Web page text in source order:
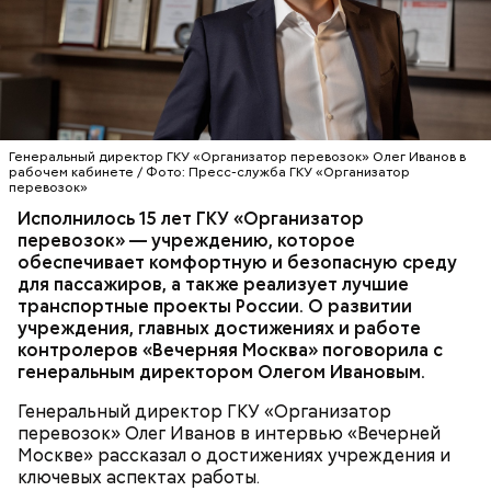
Генеральный директор ГКУ «Организатор перевозок» Олег Иванов в
рабочем кабинете / Фото: Пресс-служба ГКУ «Организатор
перевозок»
Исполнилось 15 лет ГКУ «Организатор
перевозок» — учреждению, которое
обеспечивает комфортную и безопасную среду
для пассажиров, а также реализует лучшие
транспортные проекты России. О развитии
учреждения, главных достижениях и работе
контролеров «Вечерняя Москва» поговорила с
генеральным директором Олегом Ивановым.
Генеральный директор ГКУ «Организатор
перевозок» Олег Иванов в интервью «Вечерней
Москве» рассказал о достижениях учреждения и
ключевых аспектах работы.
— Олег Юрьевич, с чего начиналась история
вашего учреждения и каких успехов удалось
достичь сегодня?
ТРАНСПОРТ
КАРТА «ТРОЙКА»
ИНТЕРВЬЮ
СЕРГЕЙ СОБЯНИН
ПРОФЕССИИ
— Москва создала не просто еще один удобный
цифровой сервис, а ключевой элемент повышения
эффективности системы лучевой диагностики — с
колоссальным позитивным эффектом по времени,
качеству и затратам, — подчеркнул Сергей
Собянин.
которые работают с маммографией, рентгеном
грудной клетки, компьютерной томографией мозга
и другими снимками. Использование сервисов
сокращает сроки диагностики и повышает ее
качество. Если раньше интерпретация
исследований со сложным случаем могла занимать
до суток, то ИИ выполняет первичный анализ за
несколько минут, замечая то, что недоступно
человеческому глазу. Это крайне важно для ранней
диагностики онкологических и легочных
заболеваний.